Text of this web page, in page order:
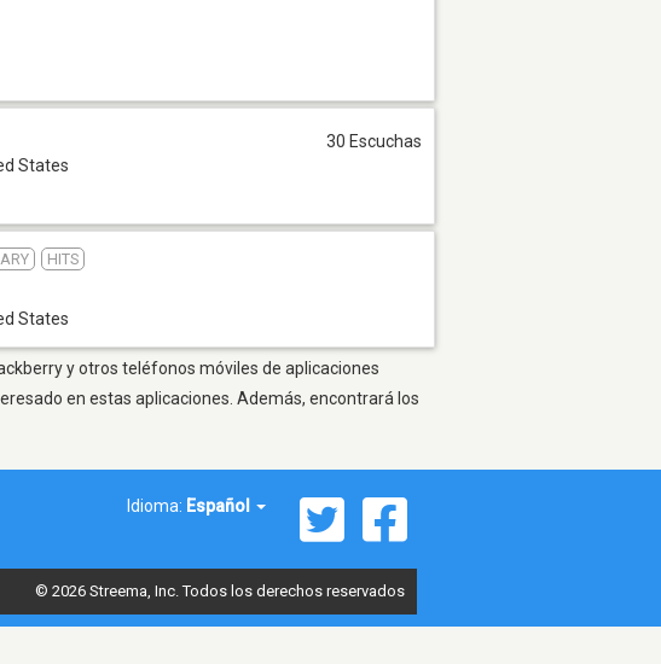
States
30 Escuchas
HITS
States
y otros teléfonos móviles de aplicaciones
en estas aplicaciones. Además, encontrará los
Idioma: Español
© 2026 Streema, Inc. Todos los derechos reservados